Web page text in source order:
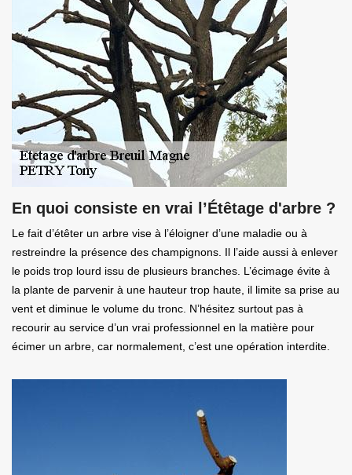
En quoi consiste en vrai l’Étêtage d'arbre ?
Le fait d’étêter un arbre vise à l’éloigner d’une maladie ou à
restreindre la présence des champignons. Il l’aide aussi à enlever
le poids trop lourd issu de plusieurs branches. L’écimage évite à
la plante de parvenir à une hauteur trop haute, il limite sa prise au
vent et diminue le volume du tronc. N’hésitez surtout pas à
recourir au service d’un vrai professionnel en la matière pour
écimer un arbre, car normalement, c’est une opération interdite.